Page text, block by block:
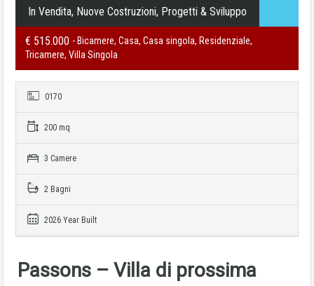
In Vendita, Nuove Costruzioni, Progetti & Sviluppo
€ 515.000 - Bicamere, Casa, Casa singola, Residenziale,
Tricamere, Villa Singola
0170
200 mq
3 Camere
2 Bagni
2026 Year Built
Passons – Villa di prossima